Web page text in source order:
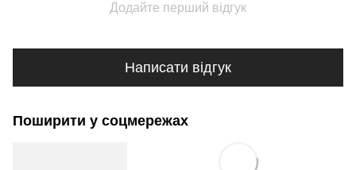
Додайте перший відгук
Написати відгук
Поширити у соцмережах